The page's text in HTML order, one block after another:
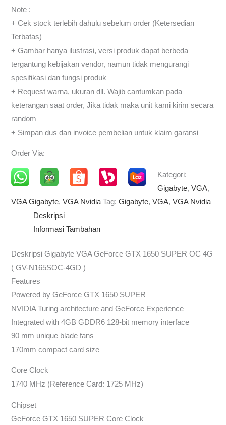
Note :
+ Cek stock terlebih dahulu sebelum order (Ketersedian
Terbatas)
+ Gambar hanya ilustrasi, versi produk dapat berbeda
tergantung kebijakan vendor, namun tidak mengurangi
spesifikasi dan fungsi produk
+ Request warna, ukuran dll. Wajib cantumkan pada
keterangan saat order, Jika tidak maka unit kami kirim secara
random
+ Simpan dus dan invoice pembelian untuk klaim garansi
Order Via:
Kategori:
Gigabyte, VGA,
VGA Gigabyte,VGA Nvidia Tag:Gigabyte,VGA,VGA Nvidia
Deskripsi
Informasi Tambahan
Deskripsi Gigabyte VGA GeForce GTX 1650 SUPER OC 4G
( GV-N165SOC-4GD )
Features
Powered by GeForce GTX 1650 SUPER
NVIDIA Turing architecture and GeForce Experience
Integrated with 4GB GDDR6 128-bit memory interface
90 mm unique blade fans
170mm compact card size
Core Clock
1740 MHz (Reference Card: 1725 MHz)
Chipset
GeForce GTX 1650 SUPER Core Clock